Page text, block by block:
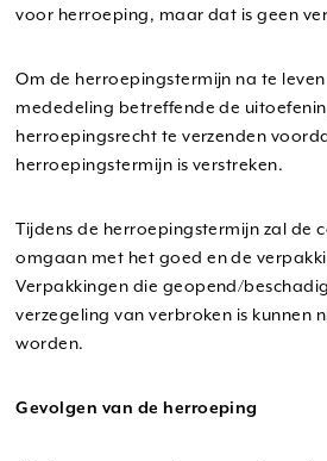
voor herroeping, maar dat is geen
Om de herroepingstermijn na te
mededeling betreffende de
herroepingsrecht te verzenden
herroepingstermijn is verstreken.
Tijdens de herroepingstermijn zal de
omgaan met het goed en de
Verpakkingen die geopend/
verzegeling van verbroken is kunnen
worden.
Gevolgen van de herroeping